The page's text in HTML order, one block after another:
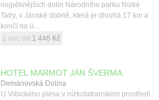
nejpěknějších dolin Národního parku Nízké
Tatry, v Jánské dolině, která je dlouhá 17 km a
končí na ú...
1 noc od 1 446 Kč
HOTEL MARMOT JÁN ŠVERMA
Demänovská Dolina
U Vrbického plesa v nízkotatranském prostředí